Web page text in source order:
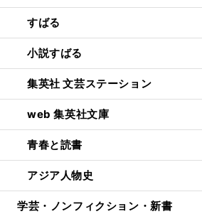
すばる
小説すばる
集英社 文芸ステーション
web 集英社文庫
青春と読書
アジア人物史
学芸・ノンフィクション・新書